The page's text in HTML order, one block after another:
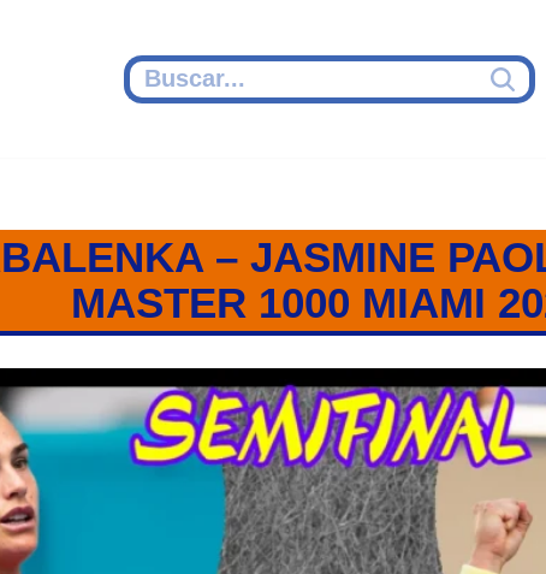
– JASMINE
MASTER 1000 MIAMI